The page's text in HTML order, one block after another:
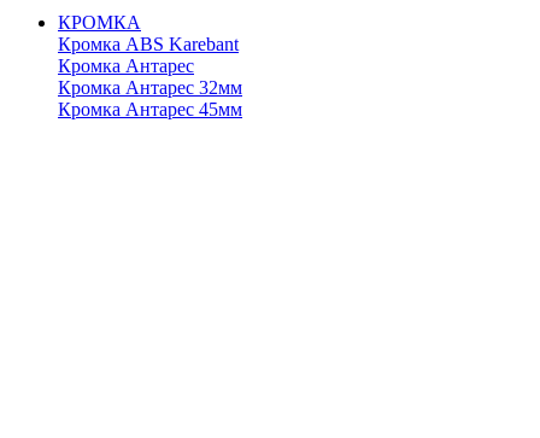
КРОМКА
Кромка ABS Karebant
Кромка Антарес
Кромка Антарес 32мм
Кромка Антарес 45мм